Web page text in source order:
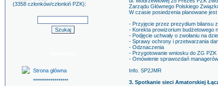
(3358 członków/członkiń PZK):
Strona główna
******************
Zarządu Głównego Polskiego
W czasie posiedzenia planowane jest
- Przyjęcie przez prezydium bilansu
- Korekta prowizorium budżetowego
- Podjęcie uchwały o zwołaniu na
- Sprawy ochrony i przetwarzania
- Odznaczenia
- Przygotowanie wniosku do ZG PZK
- Omówienie sprawozdań
Info. SP2JMR
3. Spotkanie sieci Amatorskiej